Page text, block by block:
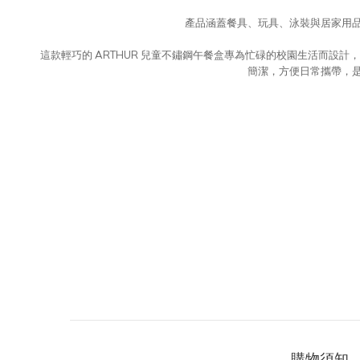
產品涵蓋餐具、玩具、泳裝與居家用
這款輕巧的 ARTHUR 兒童不鏽鋼午餐盒專為忙碌的校園生活而設計
簡潔，方便日常攜帶，